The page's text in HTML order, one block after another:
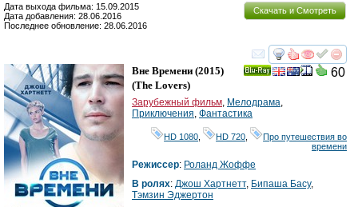
Скачать и Смотреть
Дата выхода фильма: 15.09.2015
Дата добавления: 28.06.2016
Последнее обновление: 28.06.2016
смотреть
60
Вне Времени (2015)
(The Lovers)
Зарубежный фильм, Мелодрама,
Приключения, Фантастика
HD 1080 HD 720
Про путешествия во
времени
Режиссер: Роланд Жоффе
В ролях: Джош Хартнетт, Бипаша Басу,
Тэмзин Эджертон